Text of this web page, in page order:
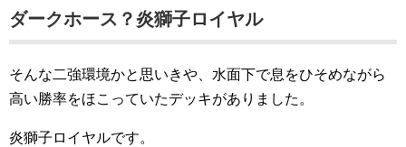
ダークホース？炎獅子ロイヤル
そんな二強環境かと思いきや、水面下で息をひそめながら
高い勝率をほこっていたデッキがありました。
炎獅子ロイヤルです。